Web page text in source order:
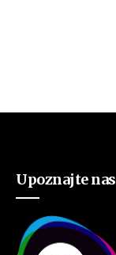
Upoznajte nas